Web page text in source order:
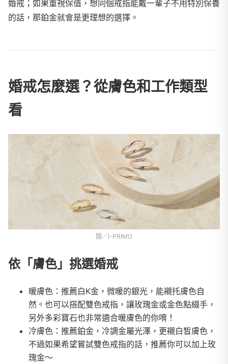
婚戒；如果重視保值，想同個戒指能戴一輩子不用特別保養
的話，那鉑金就會是更理想的選擇。
婚戒怎麼選？從膚色和工作類型
看
圖／I-PRIMO
依「膚色」挑選婚戒
暖膚色：推薦白K金，微暖的銀光，能襯托膚色自
然。也可以搭配雙色戒指，讓玫瑰金或金色點綴手，
另外多彩寶石也非常適合暖膚色的你唷！
冷膚色：推薦鉑金，冷調金屬光澤，更襯白皙膚色，
不過如果希望嘗試雙色戒指的話，推薦你可以加上玫
瑰金～